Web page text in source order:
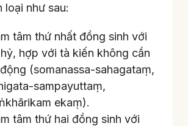
loại như sau:
tâm thứ nhất đồng sinh với
hợp với tà kiến không cần
(somanassa-sahagataṃ,
sampayuttaṃ,
ekaṃ).
tâm thứ hai đồng sinh với